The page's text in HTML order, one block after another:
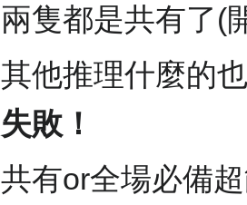
兩隻都是共有了(
其他推理什麼的
失敗！
共有or全場必備